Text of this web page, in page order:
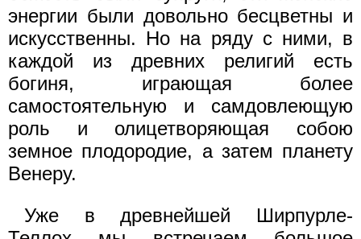
энергии были довольно бесцветны и
искусственны. Но на ряду с ними, в
каждой из древних религий есть
богиня, играющая более
самостоятельную и самдовлеющую
роль и олицетворяющая собою
земное плодородие, а затем планету
Венеру.
Уже в древнейшей Ширпурле-